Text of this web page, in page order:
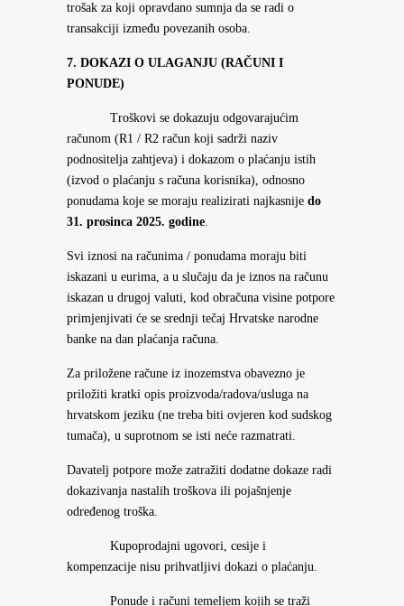
trošak za koji opravdano sumnja da se radi o
transakciji između povezanih osoba.
7. DOKAZI O ULAGANJU (RAČUNI I
PONUDE)
Troškovi se dokazuju odgovarajućim
računom (R1 / R2 račun koji sadrži naziv
podnositelja zahtjeva) i dokazom o plaćanju istih
(izvod o plaćanju s računa korisnika), odnosno
ponudama koje se moraju realizirati najkasnije do
31. prosinca 2025. godine.
Svi iznosi na računima / ponudama moraju biti
iskazani u eurima, a u slučaju da je iznos na računu
iskazan u drugoj valuti, kod obračuna visine potpore
primjenjivati će se srednji tečaj Hrvatske narodne
banke na dan plaćanja računa.
Za priložene račune iz inozemstva obavezno je
priložiti kratki opis proizvoda/radova/usluga na
hrvatskom jeziku (ne treba biti ovjeren kod sudskog
tumača), u suprotnom se isti neće razmatrati.
Davatelj potpore može zatražiti dodatne dokaze radi
dokazivanja nastalih troškova ili pojašnjenje
određenog troška.
Kupoprodajni ugovori, cesije i
kompenzacije nisu prihvatljivi dokazi o plaćanju.
Ponude i računi temeljem kojih se traži